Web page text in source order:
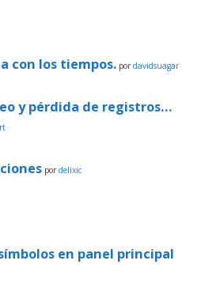
con los tiempos. pordavidsuagar
y pérdida de registros…
pordelixic
en panel principal